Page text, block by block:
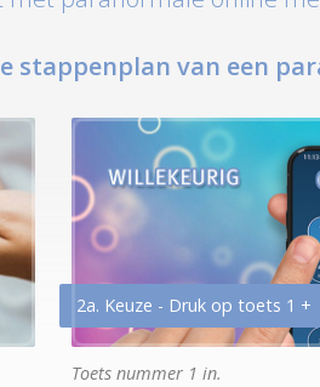
stappenplan van een
2a. Keuze - Druk op toets 1 +
Toets nummer 1 in.